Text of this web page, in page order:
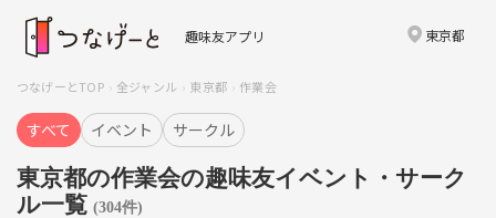
趣味友アプリ 東京都
つなげーとTOP 全ジャンル 東京都 作業会
すべて イベント サークル
東京都の作業会の趣味友イベント・サーク
ル一覧 (304件)